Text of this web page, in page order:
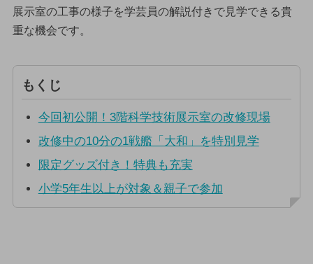
展示室の工事の様子を学芸員の解説付きで見学できる貴
重な機会です。
もくじ
今回初公開！3階科学技術展示室の改修現場
改修中の10分の1戦艦「大和」を特別見学
限定グッズ付き！特典も充実
小学5年生以上が対象＆親子で参加